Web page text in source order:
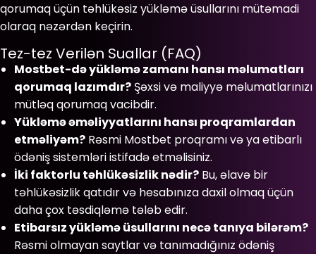
qorumaq üçün təhlükəsiz yükləmə üsullarını mütəmadi
olaraq nəzərdən keçirin.
Tez-tez Verilən Suallar (FAQ)
Mostbet-də yükləmə zamanı hansı məlumatları
qorumaq lazımdır? Şəxsi və maliyyə məlumatlarınızı
mütləq qorumaq vacibdir.
Yükləmə əməliyyatlarını hansı proqramlardan
etməliyəm? Rəsmi Mostbet proqramı və ya etibarlı
ödəniş sistemləri istifadə etməlisiniz.
İki faktorlu təhlükəsizlik nədir? Bu, əlavə bir
təhlükəsizlik qatıdır və hesabınıza daxil olmaq üçün
daha çox təsdiqləmə tələb edir.
Etibarsız yükləmə üsullarını necə tanıya bilərəm?
Rəsmi olmayan saytlar və tanımadığınız ödəniş